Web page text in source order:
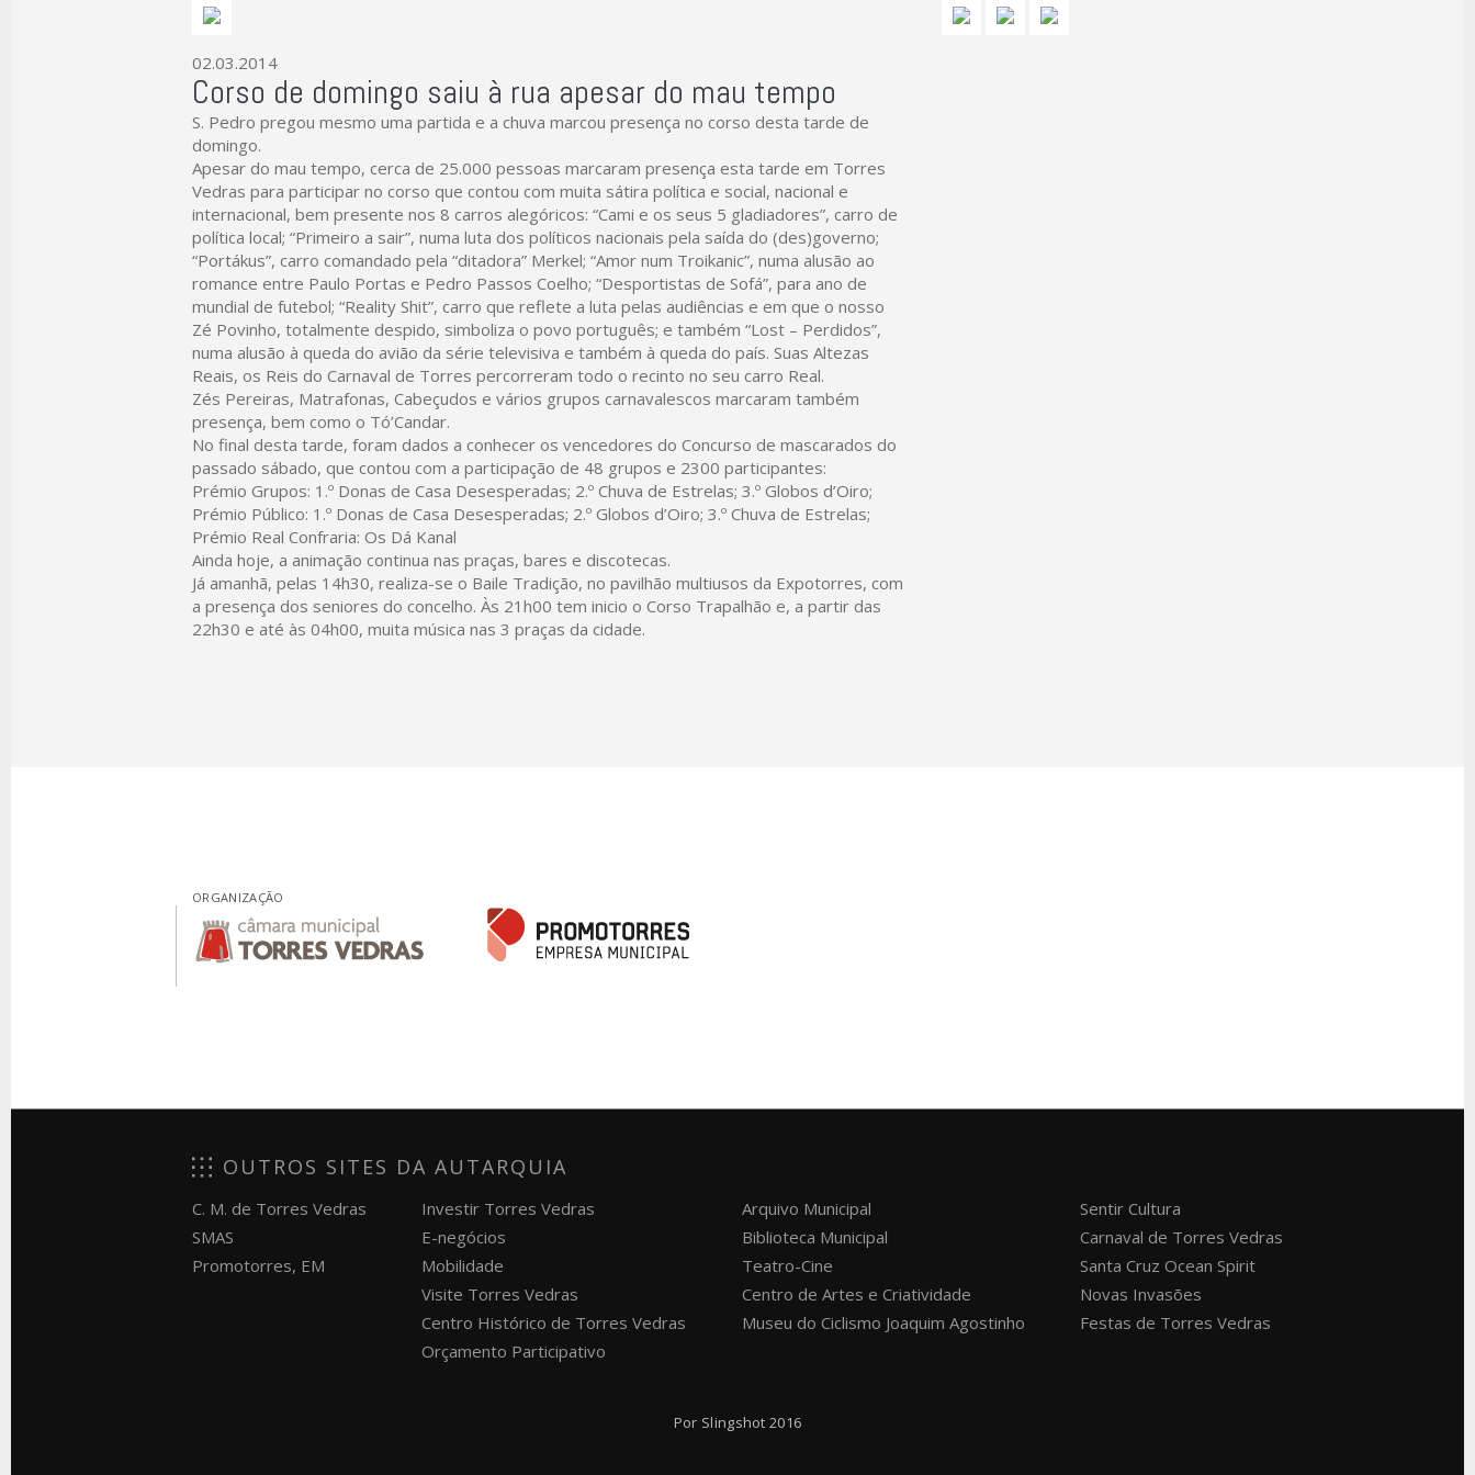
02.03.2014
Corso de domingo saiu à rua apesar do mau tempo
S. Pedro pregou mesmo uma partida e a chuva marcou presença no corso desta tarde de
domingo.
Apesar do mau tempo, cerca de 25.000 pessoas marcaram presença esta tarde em Torres
Vedras para participar no corso que contou com muita sátira política e social, nacional e
internacional, bem presente nos 8 carros alegóricos: “Cami e os seus 5 gladiadores”, carro de
política local; “Primeiro a sair”, numa luta dos políticos nacionais pela saída do (des)governo;
“Portákus”, carro comandado pela “ditadora” Merkel; “Amor num Troikanic”, numa alusão ao
romance entre Paulo Portas e Pedro Passos Coelho; “Desportistas de Sofá”, para ano de
mundial de futebol; “Reality Shit”, carro que reflete a luta pelas audiências e em que o nosso
Zé Povinho, totalmente despido, simboliza o povo português; e também “Lost – Perdidos”,
numa alusão à queda do avião da série televisiva e também à queda do país. Suas Altezas
Reais, os Reis do Carnaval de Torres percorreram todo o recinto no seu carro Real.
Zés Pereiras, Matrafonas, Cabeçudos e vários grupos carnavalescos marcaram também
presença, bem como o Tó’Candar.
No final desta tarde, foram dados a conhecer os vencedores do Concurso de mascarados do
passado sábado, que contou com a participação de 48 grupos e 2300 participantes:
Prémio Grupos: 1.º Donas de Casa Desesperadas; 2.º Chuva de Estrelas; 3.º Globos d’Oiro;
Prémio Público: 1.º Donas de Casa Desesperadas; 2.º Globos d’Oiro; 3.º Chuva de Estrelas;
Prémio Real Confraria: Os Dá Kanal
Ainda hoje, a animação continua nas praças, bares e discotecas.
Já amanhã, pelas 14h30, realiza-se o Baile Tradição, no pavilhão multiusos da Expotorres, com
a presença dos seniores do concelho. Às 21h00 tem inicio o Corso Trapalhão e, a partir das
22h30 e até às 04h00, muita música nas 3 praças da cidade.
ORGANIZAÇÃO
OUTROS SITES DA AUTARQUIA
C. M. de Torres Vedras
SMAS
Promotorres, EM
Investir Torres Vedras
E-negócios
Mobilidade
Visite Torres Vedras
Centro Histórico de Torres Vedras
Orçamento Participativo
Arquivo Municipal
Biblioteca Municipal
Teatro-Cine
Centro de Artes e Criatividade
Museu do Ciclismo Joaquim Agostinho
Sentir Cultura
Carnaval de Torres Vedras
Santa Cruz Ocean Spirit
Novas Invasões
Festas de Torres Vedras
Por Slingshot 2016